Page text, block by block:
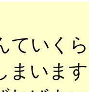
ていく
まいま